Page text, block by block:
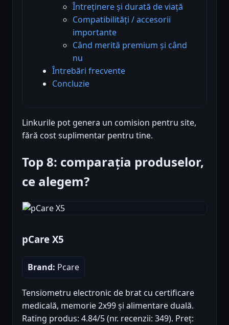
Întreținere și durată de viață
Compatibilități / accesorii
importante
Când merită premium și când
nu
Întrebări frecvente
Concluzie
Linkurile pot genera un comision pentru site,
fără cost suplimentar pentru tine.
Top 8: comparația produselor,
ce alegem?
pCare X5
Brand: Pcare
Tensiometru electronic de brat cu certificare
medicală, memorie 2x99 și alimentare duală.
Rating produs: 4.84/5 (nr. recenzii: 349). Preț: